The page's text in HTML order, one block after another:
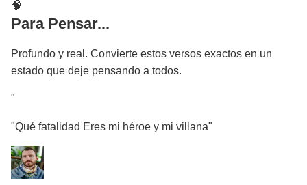
🧠
Para Pensar...
Profundo y real. Convierte estos versos exactos en un
estado que deje pensando a todos.
"
"Qué fatalidad Eres mi héroe y mi villana"